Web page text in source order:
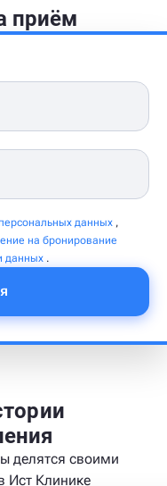
приём
данных ,
на бронирование
данных .
делятся своими
Ист Клинике